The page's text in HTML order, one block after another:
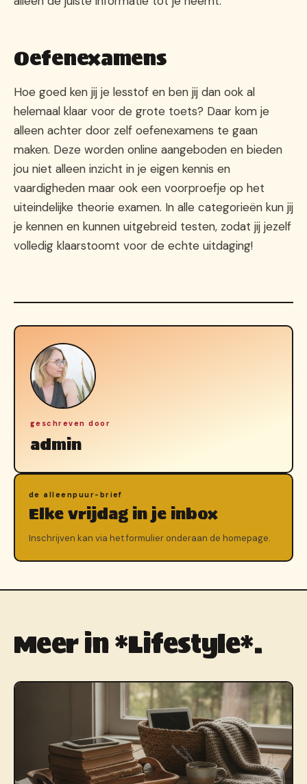
Oefenexamens
Hoe goed ken jij je lesstof en ben jij dan ook al
helemaal klaar voor de grote toets? Daar kom je
alleen achter door zelf oefenexamens te gaan
maken. Deze worden online aangeboden en bieden
jou niet alleen inzicht in je eigen kennis en
vaardigheden maar ook een voorproefje op het
uiteindelijke theorie examen. In alle categorieën kun jij
je kennen en kunnen uitgebreid testen, zodat jij jezelf
volledig klaarstoomt voor de echte uitdaging!
geschreven door
admin
de alleenpuur-brief
Elke vrijdag in je inbox
Inschrijven kan via het formulier onderaan de homepage.
Meer in *Lifestyle*.